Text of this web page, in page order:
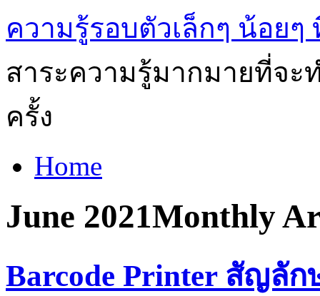
ความรู้รอบตัวเล็กๆ น้อย
สาระความรู้มากมายที่จะ
ครั้ง
Home
June 2021Monthly
Barcode Printer สัญลั